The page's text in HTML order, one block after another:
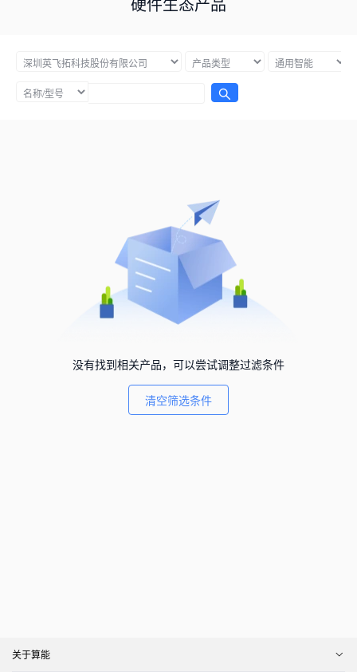
没有找到相关产品，可以尝试调整过滤条件
清空筛选条件
关于算能